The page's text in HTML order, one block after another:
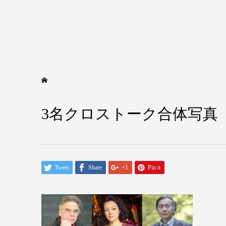
3名クロストーク合体写真
Tweet Share +1 Pin it